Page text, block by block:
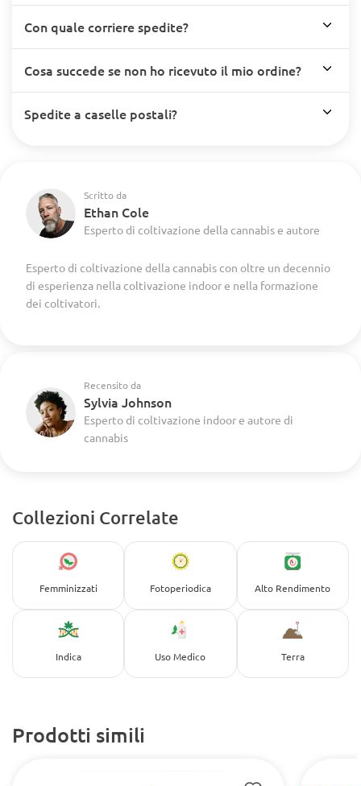
Con quale corriere spedite?
Cosa succede se non ho ricevuto il mio ordine?
Spedite a caselle postali?
Scritto da
Ethan Cole
Esperto di coltivazione della cannabis e autore
Esperto di coltivazione della cannabis con oltre un decennio
di esperienza nella coltivazione indoor e nella formazione
dei coltivatori.
Recensito da
Sylvia Johnson
Esperto di coltivazione indoor e autore di
cannabis
Collezioni Correlate
Femminizzati Fotoperiodica Alto Rendimento
Indica Uso Medico Terra
Prodotti simili